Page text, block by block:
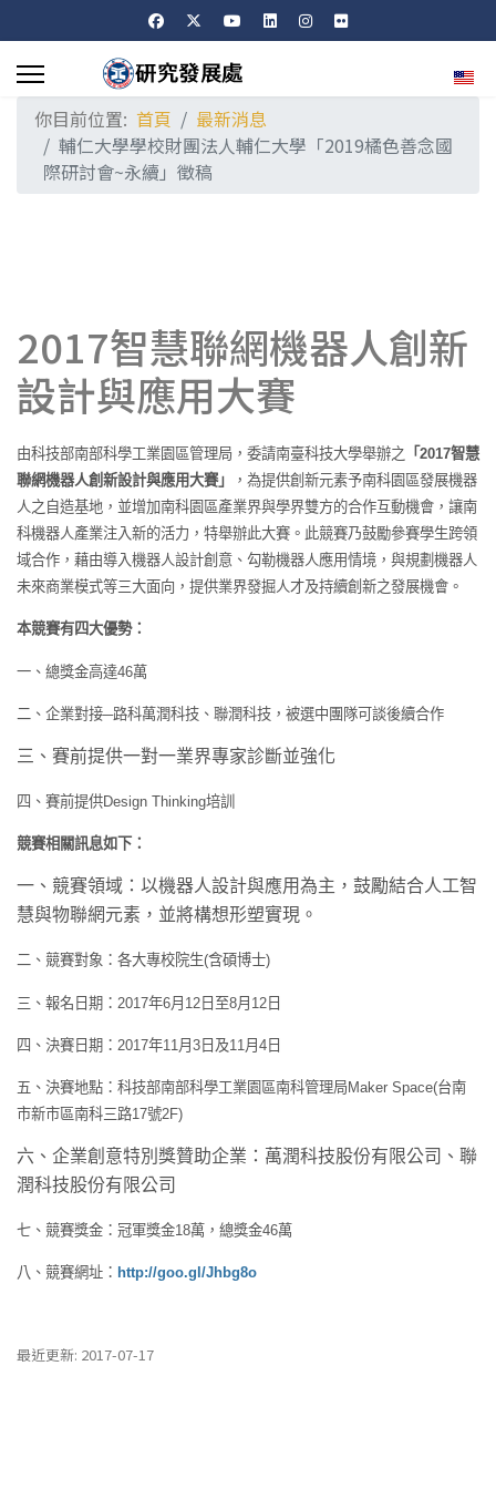
選擇
你目前位置: 首頁
最新消息
輔仁大學學校財團法人輔仁大學「2019橘色善念國
際研討會~永續」徵稿
2017智慧聯網機器人創新
設計與應用大賽
由科技部南部科學工業園區管理局，委請南臺科技大學舉辦之 「2017智慧
聯網機器人創新設計與應用大賽」
，為提供創新元素予南科園區發展機器
人之自造基地，並增加南科園區產業界與學界雙方的合作互動機會，讓南
科機器人產業注入新的活力，特舉辦此大賽。此競賽乃鼓勵參賽學生跨領
域合作，藉由導入機器人設計創意、勾勒機器人應用情境，與規劃機器人
未來商業模式等三大面向，提供業界發掘人才及持續創新之發展機會。
本競賽有四大優勢：
一、總獎金高達46萬
二、企業對接─路科萬潤科技、聯潤科技，被選中團隊可談後續合作
三、賽前提供一對一業界專家診斷並強化
四、賽前提供Design Thinking培訓
競賽相關訊息如下：
一、競賽領域：以機器人設計與應用為主，鼓勵結合人工智
慧與物聯網元素，並將構想形塑實現。
二、競賽對象：各大專校院生(含碩博士)
三、報名日期： 2017年6月 12 日至8月 12 日
四、決賽日期： 2017年11 月 3 日及11 月 4 日
五、決賽地點：科技部南部科學工業園區南科管理局 Maker Space(台南
市新市區南科三路17號2F)
六、企業創意特別獎贊助企業：萬潤科技股份有限公司、聯
潤科技股份有限公司
七、競賽獎金：冠軍獎金18萬，總獎金46萬
八、競賽網址： http://goo.gl/Jhbg8o
最近更新: 2017-07-17